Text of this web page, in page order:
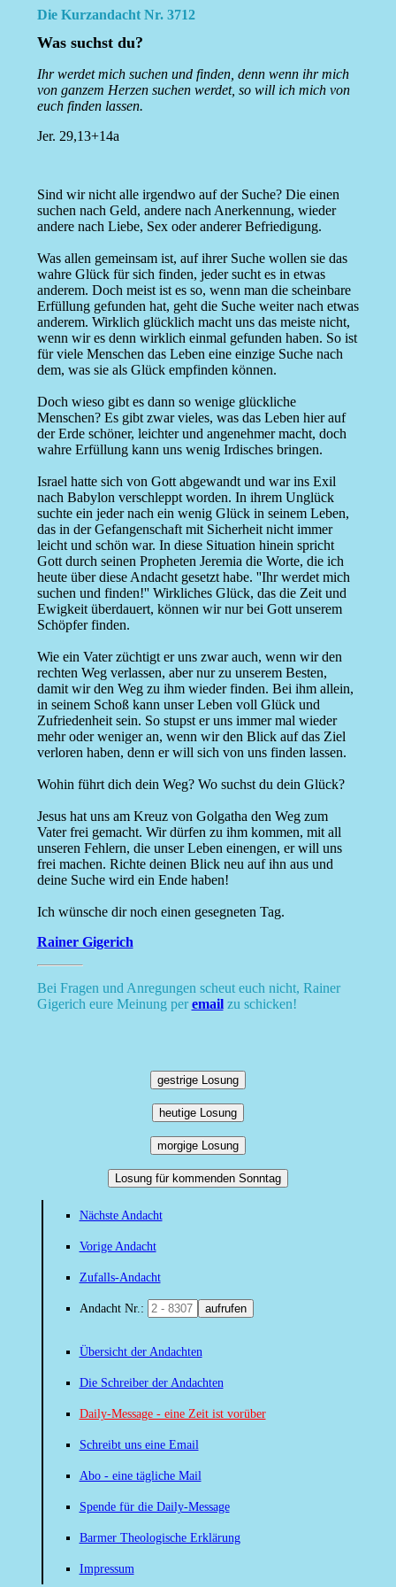
Die Kurzandacht Nr. 3712
Was suchst du?
Ihr werdet mich suchen und finden, denn wenn ihr mich
von ganzem Herzen suchen werdet, so will ich mich von
euch finden lassen.
Jer. 29,13+14a
Sind wir nicht alle irgendwo auf der Suche? Die einen
suchen nach Geld, andere nach Anerkennung, wieder
andere nach Liebe, Sex oder anderer Befriedigung.
Was allen gemeinsam ist, auf ihrer Suche wollen sie das
wahre Glück für sich finden, jeder sucht es in etwas
anderem. Doch meist ist es so, wenn man die scheinbare
Erfüllung gefunden hat, geht die Suche weiter nach etwas
anderem. Wirklich glücklich macht uns das meiste nicht,
wenn wir es denn wirklich einmal gefunden haben. So ist
für viele Menschen das Leben eine einzige Suche nach
dem, was sie als Glück empfinden können.
Doch wieso gibt es dann so wenige glückliche
Menschen? Es gibt zwar vieles, was das Leben hier auf
der Erde schöner, leichter und angenehmer macht, doch
wahre Erfüllung kann uns wenig Irdisches bringen.
Israel hatte sich von Gott abgewandt und war ins Exil
nach Babylon verschleppt worden. In ihrem Unglück
suchte ein jeder nach ein wenig Glück in seinem Leben,
das in der Gefangenschaft mit Sicherheit nicht immer
leicht und schön war. In diese Situation hinein spricht
Gott durch seinen Propheten Jeremia die Worte, die ich
heute über diese Andacht gesetzt habe. ''Ihr werdet mich
suchen und finden!'' Wirkliches Glück, das die Zeit und
Ewigkeit überdauert, können wir nur bei Gott unserem
Schöpfer finden.
Wie ein Vater züchtigt er uns zwar auch, wenn wir den
rechten Weg verlassen, aber nur zu unserem Besten,
damit wir den Weg zu ihm wieder finden. Bei ihm allein,
in seinem Schoß kann unser Leben voll Glück und
Zufriedenheit sein. So stupst er uns immer mal wieder
mehr oder weniger an, wenn wir den Blick auf das Ziel
verloren haben, denn er will sich von uns finden lassen.
Wohin führt dich dein Weg? Wo suchst du dein Glück?
Jesus hat uns am Kreuz von Golgatha den Weg zum
Vater frei gemacht. Wir dürfen zu ihm kommen, mit all
unseren Fehlern, die unser Leben einengen, er will uns
frei machen. Richte deinen Blick neu auf ihn aus und
deine Suche wird ein Ende haben!
Ich wünsche dir noch einen gesegneten Tag.
Rainer Gigerich
Bei Fragen und Anregungen scheut euch nicht, Rainer
Gigerich eure Meinung peremailzu schicken!
gestrige Losung
heutige Losung
morgige Losung
Losung für kommenden Sonntag
Nächste Andacht
Vorige Andacht
Zufalls-Andacht
Andacht Nr.: aufrufen
Übersicht der Andachten
Die Schreiber der Andachten
Daily-Message - eine Zeit ist vorüber
Schreibt uns eine Email
Abo - eine tägliche Mail
Spende für die Daily-Message
Barmer Theologische Erklärung
Impressum